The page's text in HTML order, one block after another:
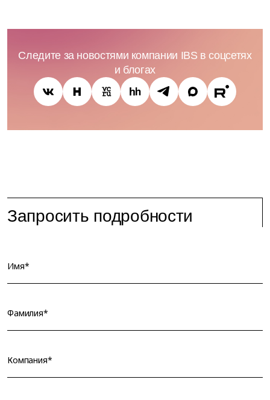
Следите за новостями компании IBS в соцсетях
и блогах
Запросить подробности
Имя*
Фамилия*
Компания*